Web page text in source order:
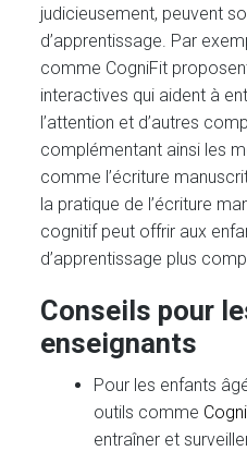
judicieusement, peuvent
d’apprentissage. Par
comme CogniFit
interactives qui aident à
l’attention et d’autres
complémentant ainsi les
comme l’écriture
la pratique de l’écriture
cognitif peut offrir aux
d’apprentissage plus
Conseils pour
enseignants
Pour les enfants
outils comme
entraîner et